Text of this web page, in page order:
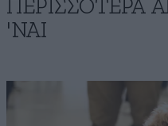
ΠΕΡΙΣΣΟΤΕΡΑ
'ΝΑΙ